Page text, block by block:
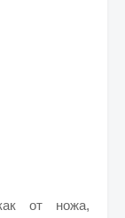
от ножа,